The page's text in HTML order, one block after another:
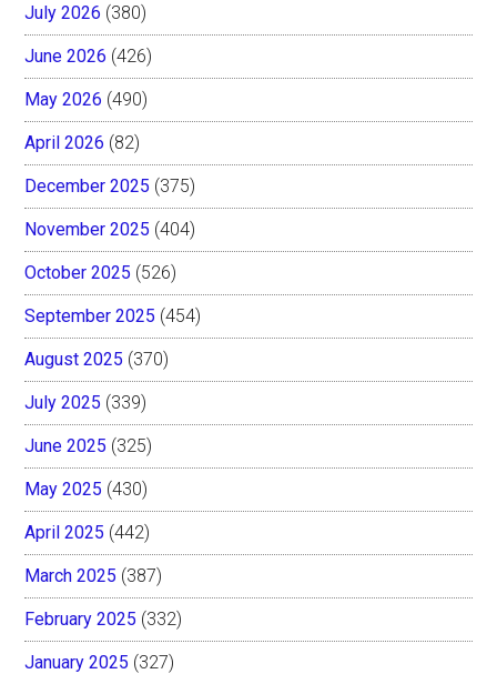
July 2026 (380)
June 2026 (426)
May 2026 (490)
April 2026 (82)
December 2025 (375)
November 2025 (404)
October 2025 (526)
September 2025 (454)
August 2025 (370)
July 2025 (339)
June 2025 (325)
May 2025 (430)
April 2025 (442)
March 2025 (387)
February 2025 (332)
January 2025 (327)